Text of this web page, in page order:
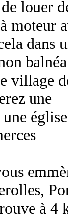
louer
moteur
dans
village
une
à 4